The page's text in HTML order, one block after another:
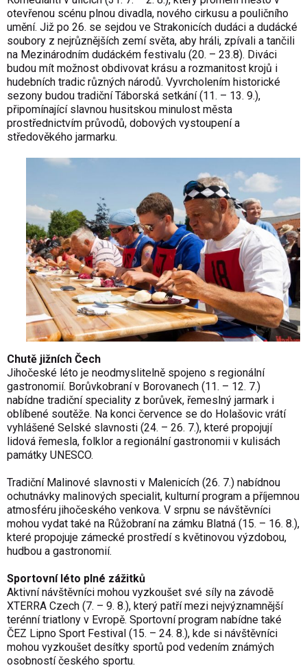
otevřenou scénu plnou divadla, nového cirkusu a pouličního
umění. Již po 26. se sejdou ve Strakonicích dudáci a dudácké
soubory z nejrůznějších zemí světa, aby hráli, zpívali a tančili
na Mezinárodním dudáckém festivalu (20. – 23.8). Diváci
budou mít možnost obdivovat krásu a rozmanitost krojů i
hudebních tradic různých národů. Vyvrcholením historické
sezony budou tradiční Táborská setkání (11. – 13. 9.),
připomínající slavnou husitskou minulost města
prostřednictvím průvodů, dobových vystoupení a
středověkého jarmarku.
Chutě jižních Čech
Jihočeské léto je neodmyslitelně spojeno s regionální
gastronomií. Borůvkobraní v Borovanech (11. – 12. 7.)
nabídne tradiční speciality z borůvek, řemeslný jarmark i
oblíbené soutěže. Na konci července se do Holašovic vrátí
vyhlášené Selské slavnosti (24. – 26. 7.), které propojují
lidová řemesla, folklor a regionální gastronomii v kulisách
památky UNESCO.
Tradiční Malinové slavnosti v Malenicích (26. 7.) nabídnou
ochutnávky malinových specialit, kulturní program a příjemnou
atmosféru jihočeského venkova. V srpnu se návštěvníci
mohou vydat také na Růžobraní na zámku Blatná (15. – 16. 8.),
které propojuje zámecké prostředí s květinovou výzdobou,
hudbou a gastronomií.
Sportovní léto plné zážitků
Aktivní návštěvníci mohou vyzkoušet své síly na závodě
XTERRA Czech (7. – 9. 8.), který patří mezi nejvýznamnější
terénní triatlony v Evropě. Sportovní program nabídne také
ČEZ Lipno Sport Festival (15. – 24. 8.), kde si návštěvníci
mohou vyzkoušet desítky sportů pod vedením známých
osobností českého sportu.